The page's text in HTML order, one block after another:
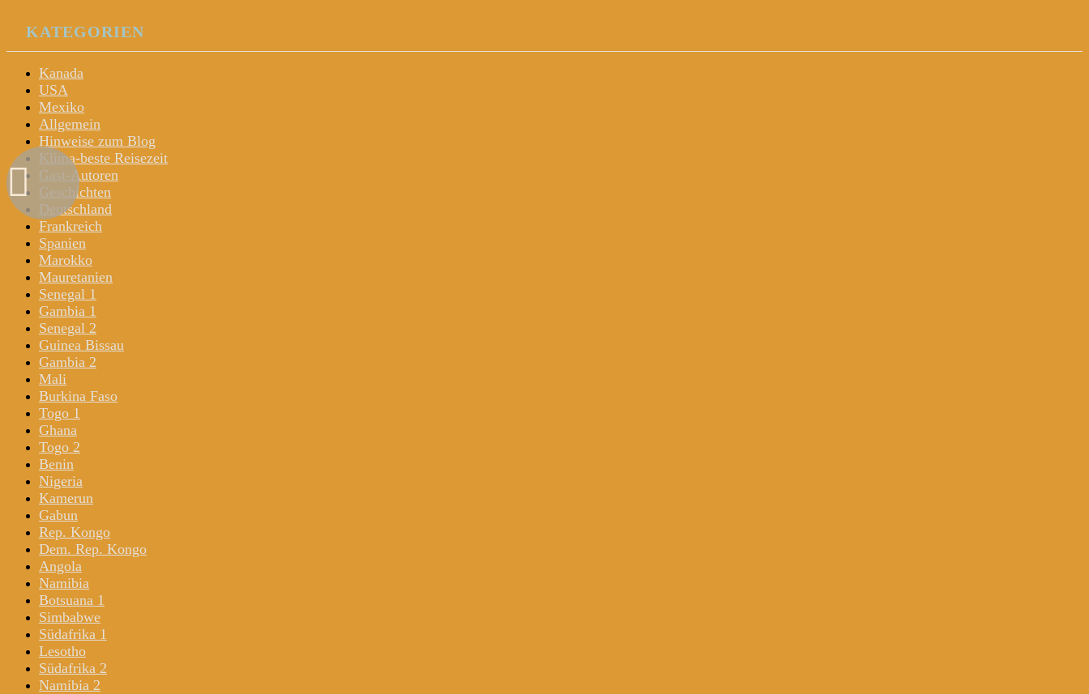
KATEGORIEN
Kanada
USA
Mexiko
Allgemein
Hinweise zum Blog
Klima-beste Reisezeit
Gast-Autoren
Geschichten
Deutschland
Frankreich
Spanien
Marokko
Mauretanien
Senegal 1
Gambia 1
Senegal 2
Guinea Bissau
Gambia 2
Mali
Burkina Faso
Togo 1
Ghana
Togo 2
Benin
Nigeria
Kamerun
Gabun
Rep. Kongo
Dem. Rep. Kongo
Angola
Namibia
Botsuana 1
Simbabwe
Südafrika 1
Lesotho
Südafrika 2
Namibia 2